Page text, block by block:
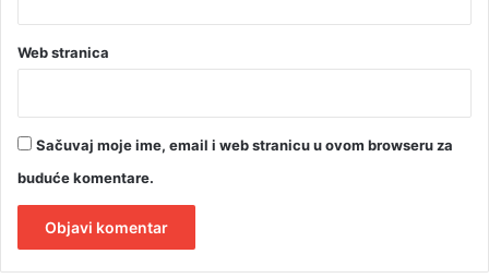
Web stranica
Sačuvaj moje ime, email i web stranicu u ovom browseru za
buduće komentare.